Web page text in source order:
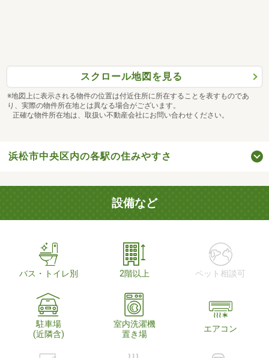
スクロール地図を見る
※地図上に表示される物件の位置は付近住所に所在することを表すものであ
り、実際の物件所在地とは異なる場合がございます。
正確な物件所在地は、取扱い不動産会社にお問い合わせください。
浜松市中央区内の各駅の住みやすさ
設備など
バス・トイレ別 2階以上 ペット相談可
駐車場
(近隣含)
室内洗濯機
置き場
エアコン